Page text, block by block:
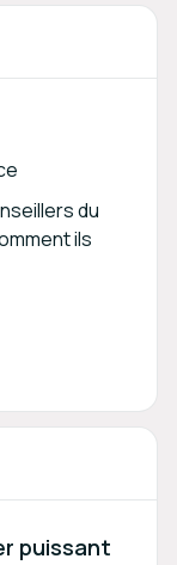
du
ils
puissant